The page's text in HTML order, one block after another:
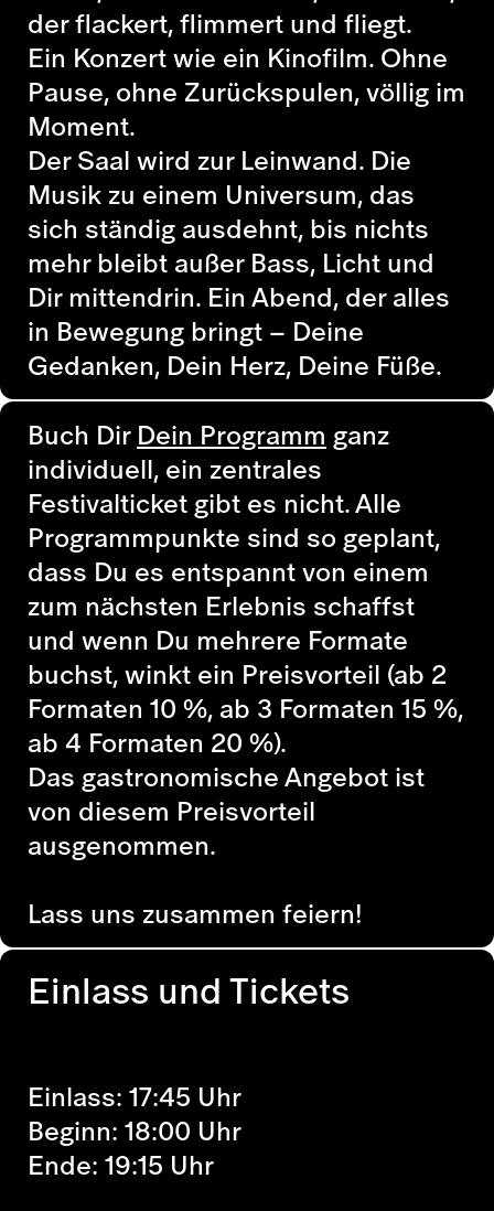
der flackert, flimmert und fliegt.
Ein Konzert wie ein Kinofilm. Ohne
Pause, ohne Zurückspulen, völlig im
Moment.
Der Saal wird zur Leinwand. Die
Musik zu einem Universum, das
sich ständig ausdehnt, bis nichts
mehr bleibt außer Bass, Licht und
Dir mittendrin. Ein Abend, der alles
in Bewegung bringt – Deine
Gedanken, Dein Herz, Deine Füße.
Buch DirDein Programm ganz
individuell, ein zentrales
Festivalticket gibt es nicht. Alle
Programmpunkte sind so geplant,
dass Du es entspannt von einem
zum nächsten Erlebnis schaffst
und wenn Du mehrere Formate
buchst, winkt ein Preisvorteil (ab 2
Formaten 10 %, ab 3 Formaten 15 %,
ab 4 Formaten 20 %).
Das gastronomische Angebot ist
von diesem Preisvorteil
ausgenommen.
Lass uns zusammen feiern!
Einlass und Tickets
Einlass: 17:45 Uhr
Beginn: 18:00 Uhr
Ende: 19:15 Uhr